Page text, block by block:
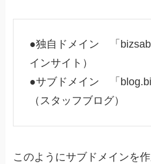
●独自ドメイン 「
インサイト）
●サブドメイン 「
（スタッフブログ）
このようにサブドメインを